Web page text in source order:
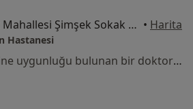
Remzi Oğuz Arık Mahallesi Şimşek Sokak No:29 Kavaklıdere, Çankaya • Harita
Hastanesi
Bu kurumda online uygunluğu bulunan bir doktor veya uzman bulunamadı